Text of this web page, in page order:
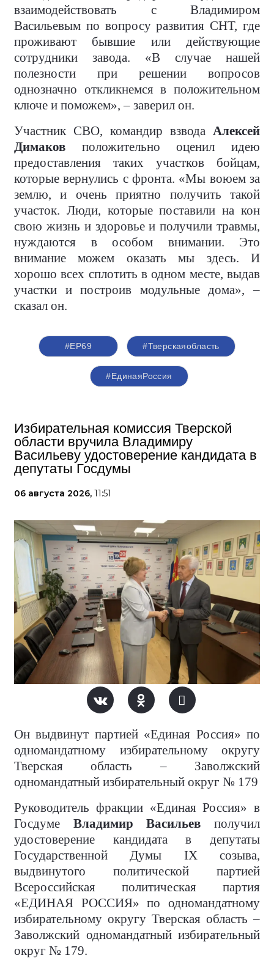
взаимодействовать с Владимиром
Васильевым по вопросу развития СНТ, где
проживают бывшие или действующие
сотрудники завода. «В случае нашей
полезности при решении вопросов
однозначно откликнемся в положительном
ключе и поможем», – заверил он.
Участник СВО, командир взвода Алексей
Димаков положительно оценил идею
предоставления таких участков бойцам,
которые вернулись с фронта. «Мы воюем за
землю, и очень приятно получить такой
участок. Люди, которые поставили на кон
свою жизнь и здоровье и получили травмы,
нуждаются в особом внимании. Это
внимание можем оказать мы здесь. И
хорошо всех сплотить в одном месте, выдав
участки и построив модульные дома», –
сказал он.
#ЕР69 #Тверскаяобласть
#ЕдинаяРоссия
Избирательная комиссия Тверской
области вручила Владимиру
Васильеву удостоверение кандидата в
депутаты Госдумы
06 августа 2026, 11:51
Он выдвинут партией «Единая Россия» по
одномандатному избирательному округу
Тверская область – Заволжский
одномандатный избирательный округ № 179
Руководитель фракции «Единая Россия» в
Госдуме Владимир Васильев получил
удостоверение кандидата в депутаты
Государственной Думы IX созыва,
выдвинутого политической партией
Всероссийская политическая партия
«ЕДИНАЯ РОССИЯ» по одномандатному
избирательному округу Тверская область –
Заволжский одномандатный избирательный
округ № 179.